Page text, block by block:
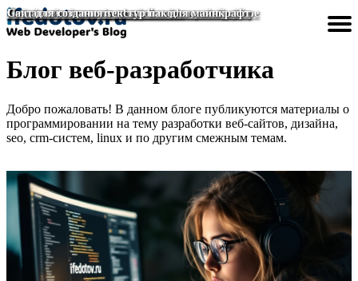
Главная
Создание сайтов
Улучшить сайт
Сделать сайт
Разработка сайтов
Дизайн сайта
Блог веб-разработчика
Добро пожаловать! В данном блоге публикуются материалы о
программировании на тему разработки веб-сайтов, дизайна,
seo, crm-систем, linux и по другим смежным темам.
Дизайн окна регистрации на сайте красивый
Сделать исключение для сайта в яндекс браузере
Пермский техникум дизайна и технологий сайт
Создание сайта в visual studio code
Сайт для создания текстур пак для майнкрафт